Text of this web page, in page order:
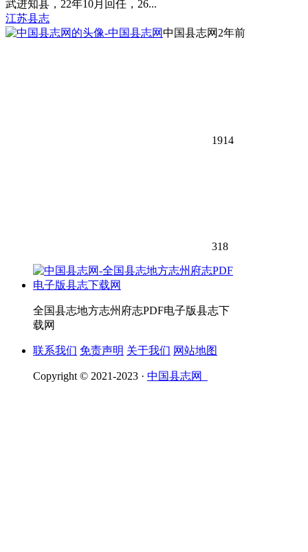
武进知县，22年10月回任，26...
江苏县志
中国县志网 2年前
1914
318
全国县志地方志州府志PDF电子版县志下
载网
联系我们 免责声明 关于我们 网站地图
Copyright © 2021-2023 · 中国县志网